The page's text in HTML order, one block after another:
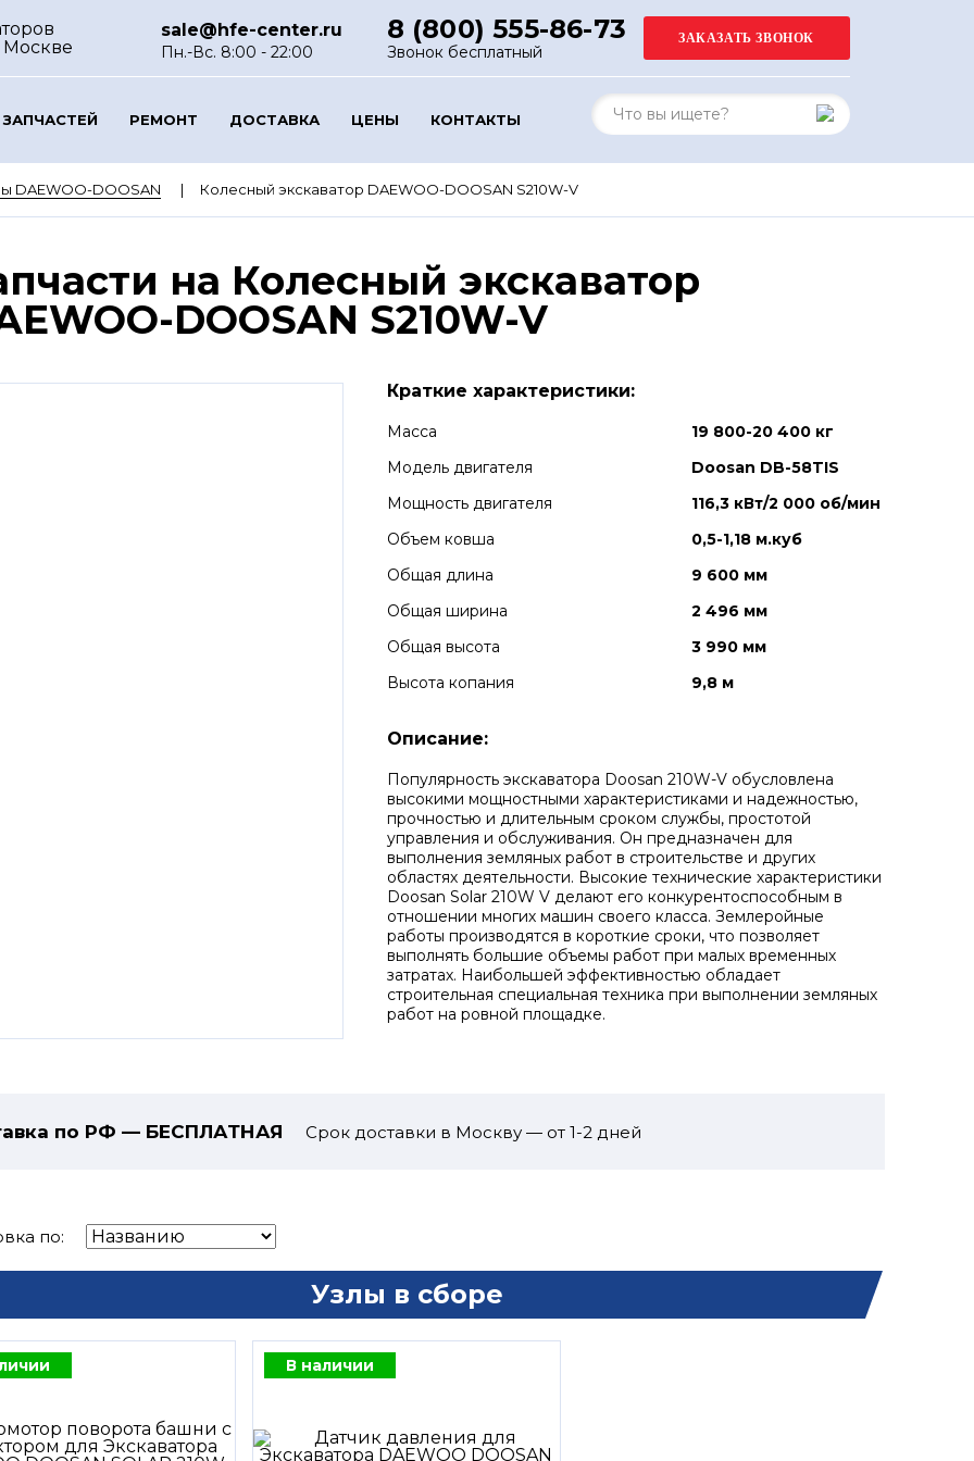
Москве
sale@hfe-center.ru
Пн.-Вс. 8:00 - 22:00
8 (800) 555-86-73
Звонок бесплатный
РЕМОНТ ДОСТАВКА ЦЕНЫ КОНТАКТЫ
DAEWOO-DOOSAN Колесный экскаватор DAEWOO-DOOSAN S210W-V
на Колесный экскаватор
DOOSAN S210W-V
Краткие характеристики:
Масса
19 800-20 400 кг
Модель двигателя
Doosan DB-58TIS
Мощность двигателя
116,3 кВт/2 000 об/мин
Объем ковша
0,5-1,18 м.куб
Общая длина
9 600 мм
Общая ширина
2 496 мм
Общая высота
3 990 мм
Высота копания
9,8 м
Описание:
Популярность экскаватора Doosan 210W-V обусловлена
высокими мощностными характеристиками и надежностью,
прочностью и длительным сроком службы, простотой
управления и обслуживания. Он предназначен для
выполнения земляных работ в строительстве и других
областях деятельности. Высокие технические характеристики
Doosan Solar 210W V делают его конкурентоспособным в
отношении многих машин своего класса. Землеройные
работы производятся в короткие сроки, что позволяет
выполнять большие объемы работ при малых временных
затратах. Наибольшей эффективностью обладает
строительная специальная техника при выполнении земляных
работ на ровной площадке.
по РФ — БЕСПЛАТНАЯ Срок доставки в Москву — от 1-2 дней
по:
Узлы в сборе
В наличии